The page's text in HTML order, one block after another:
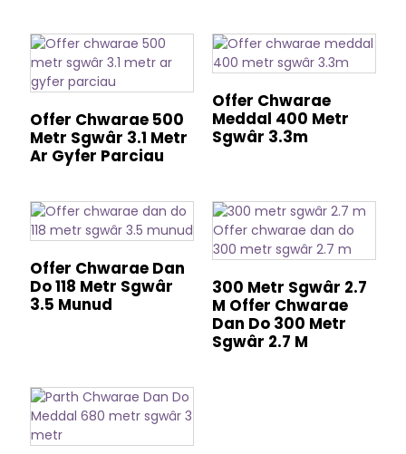
Offer Chwarae 500
Metr Sgwâr 3.1 Metr
Ar Gyfer Parciau
Offer Chwarae
Meddal 400 Metr
Sgwâr 3.3m
Offer Chwarae Dan
Do 118 Metr Sgwâr
3.5 Munud
300 Metr Sgwâr 2.7
M Offer Chwarae
Dan Do 300 Metr
Sgwâr 2.7 M